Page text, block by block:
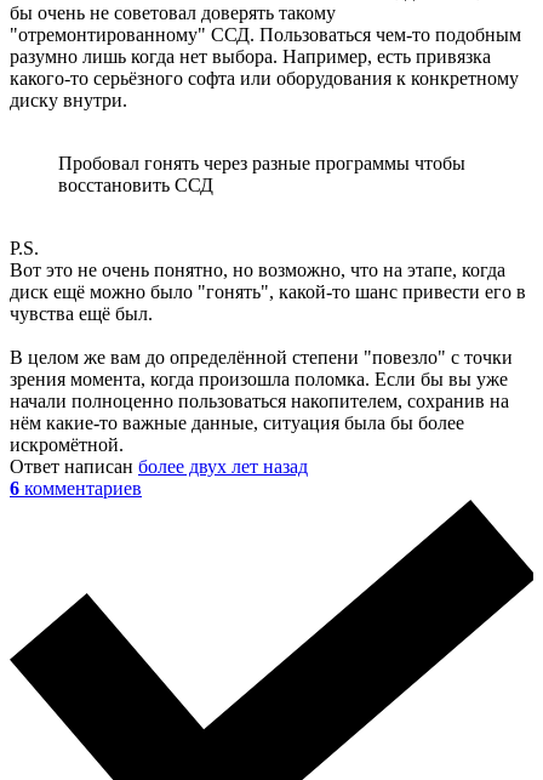
бы очень не советовал доверять такому
"отремонтированному" ССД. Пользоваться чем-то подобным
разумно лишь когда нет выбора. Например, есть привязка
какого-то серьёзного софта или оборудования к конкретному
диску внутри.
Пробовал гонять через разные программы чтобы
восстановить ССД
P.S.
Вот это не очень понятно, но возможно, что на этапе, когда
диск ещё можно было "гонять", какой-то шанс привести его в
чувства ещё был.
В целом же вам до определённой степени "повезло" с точки
зрения момента, когда произошла поломка. Если бы вы уже
начали полноценно пользоваться накопителем, сохранив на
нём какие-то важные данные, ситуация была бы более
искромётной.
Ответ написан более двух лет назад
6 комментариев